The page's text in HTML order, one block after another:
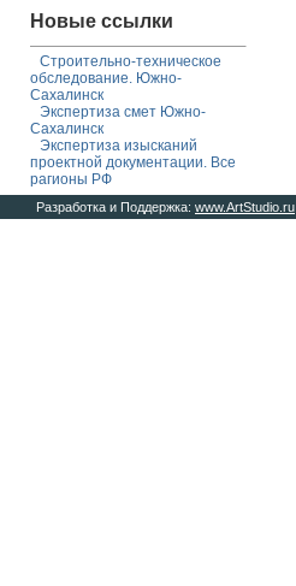
Новые ссылки
Строительно-техническое
обследование. Южно-
Сахалинск
Экспертиза смет Южно-
Сахалинск
Экспертиза изысканий
проектной документации. Все
рагионы РФ
Разработка и Поддержка: www.ArtStudio.ru